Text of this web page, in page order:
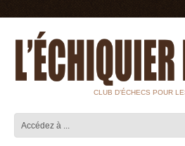
CLUB D'ÉCHECS POUR